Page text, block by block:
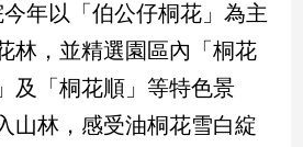
年以「伯公仔桐花」為主
林，並精選園區內「桐花
及「桐花順」等特色景
山林，感受油桐花雪白綻